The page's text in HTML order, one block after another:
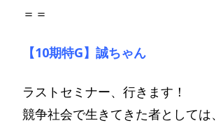
＝＝
【10期特G】誠ちゃん
ラストセミナー、行きます！
競争社会で生きてきた者としては、